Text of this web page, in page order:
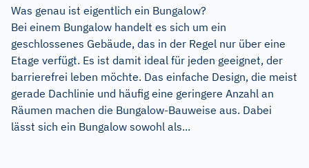
Was genau ist eigentlich ein Bungalow?
Bei einem Bungalow handelt es sich um ein
geschlossenes Gebäude, das in der Regel nur über eine
Etage verfügt. Es ist damit ideal für jeden geeignet, der
barrierefrei leben möchte. Das einfache Design, die meist
gerade Dachlinie und häufig eine geringere Anzahl an
Räumen machen die Bungalow-Bauweise aus. Dabei
lässt sich ein Bungalow sowohl als...